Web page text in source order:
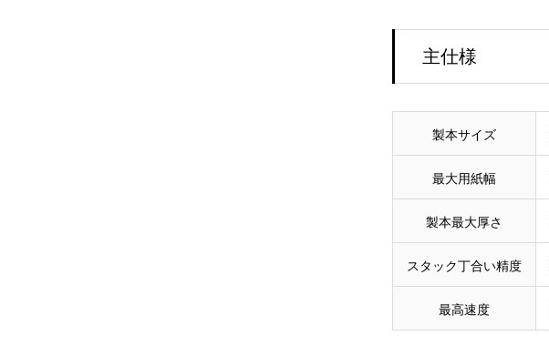
主仕様
製本サイズ
最大用紙幅
製本最大厚さ
スタック丁合い精度
最高速度